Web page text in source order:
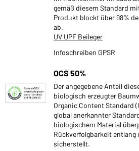
gemäß diesem Standard
Produkt blockt über 98%
ab.
UV UPF Beileger
Infoschreiben GPSR
OCS 50%
Der angegebene Anteil
biologisch erzeugter
Organic Content Standard
global anerkannter
biologischem Material
Rückverfolgbarkeit
sicherstellt.